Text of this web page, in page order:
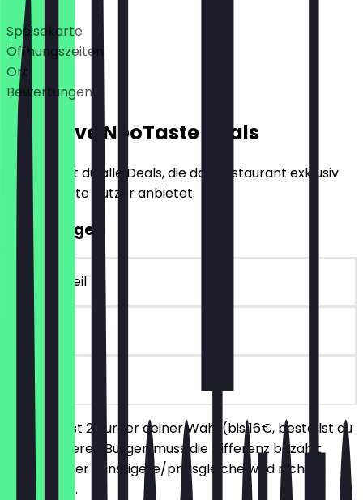
Deals
Speisekarte
Öffnungszeiten
Ort
Bewertungen
Exklusive NeoTaste Deals
Hier findest du alle Deals, die das Restaurant exklusiv
für NeoTaste Nutzer anbietet.
2für1 Burger
~16 € Vorteil
90 Tage
Du bestellst 2 Burger deiner Wahl (bis 16€, bestellst du
einen teureren Burger, muss die Differenz bezahlt
werden), der günstigere/preisgleiche wird nicht
berechnet.